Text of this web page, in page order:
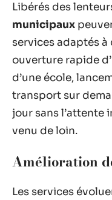
Libérés des
municipaux
services adaptés
ouverture rapide
d’une école,
transport sur
jour sans l’attente
venu de loin.
Amélioration
Les services